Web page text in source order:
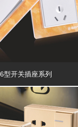
型开关插座系列